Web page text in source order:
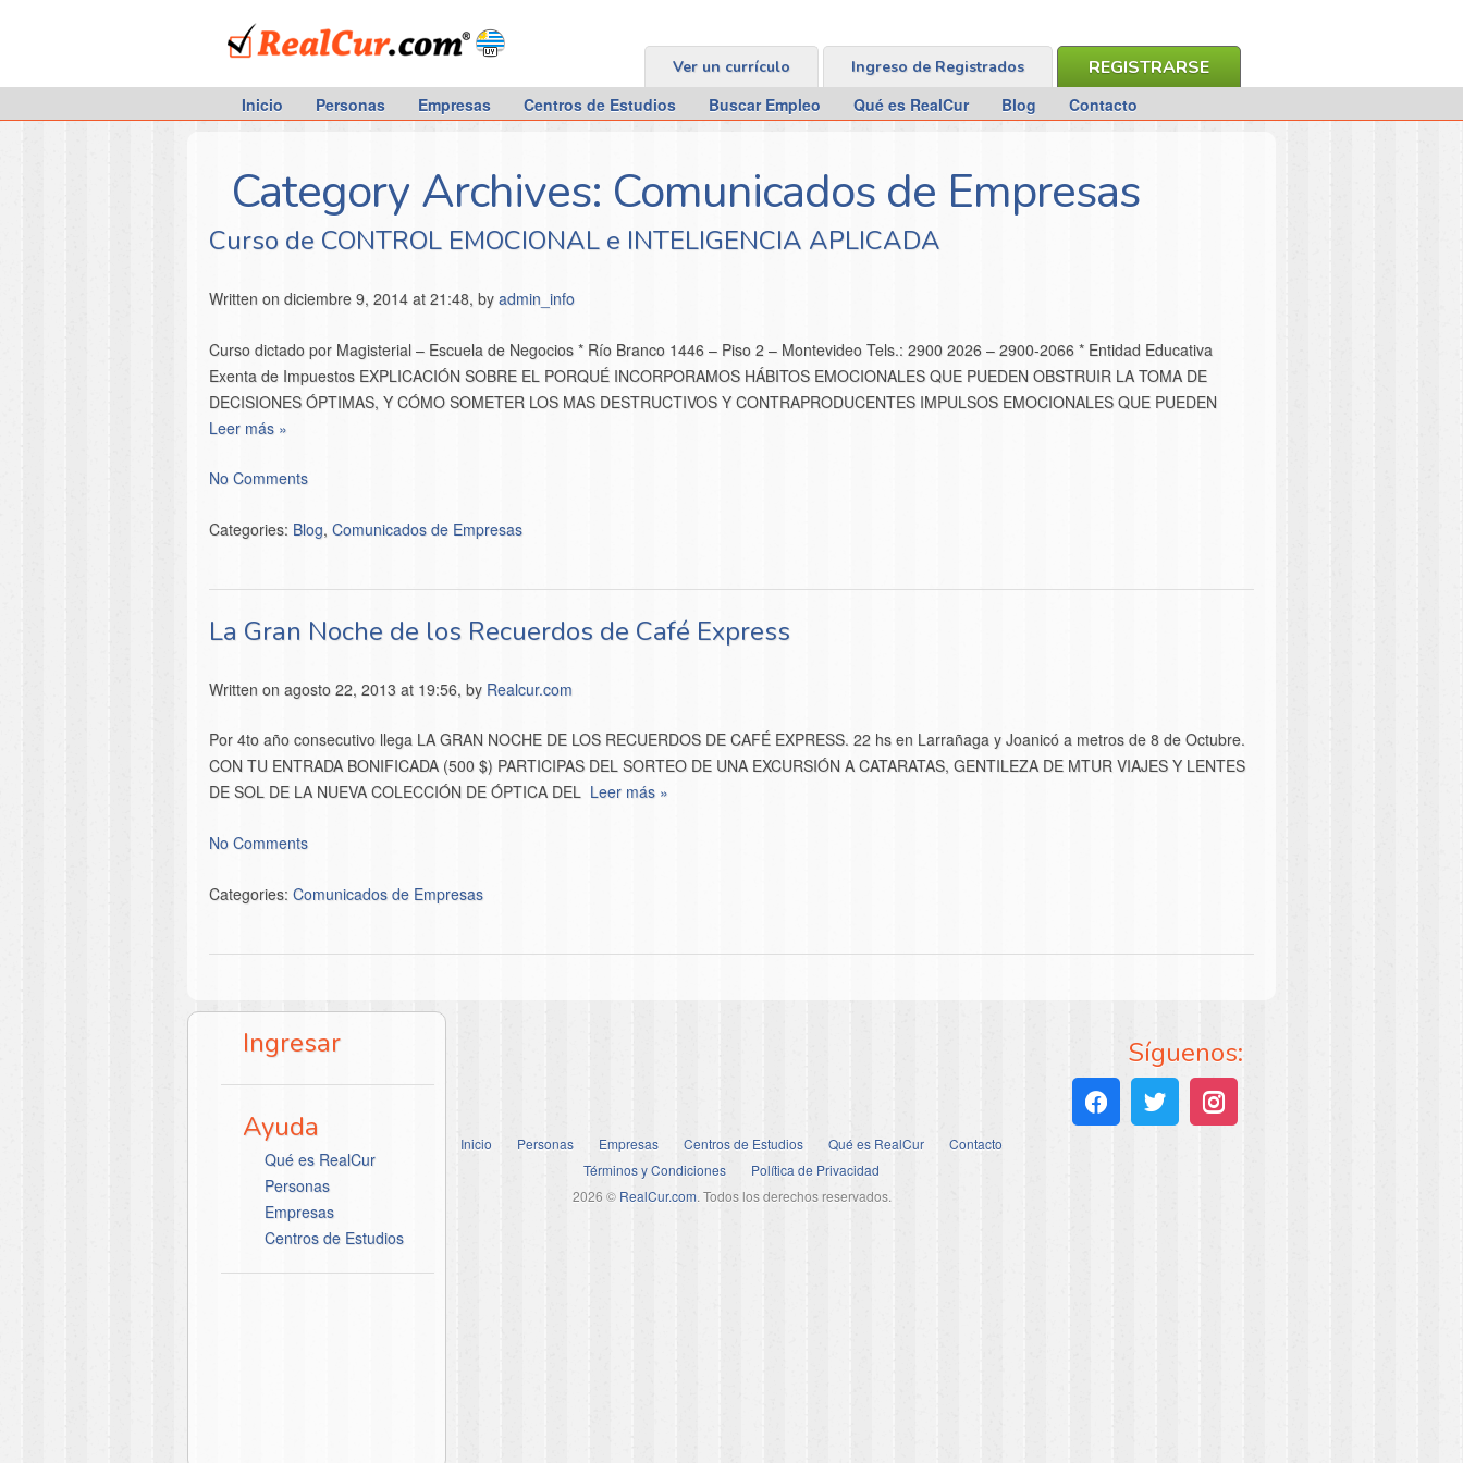
RealCur.com
REGISTRARSE
Ingreso de Registrados
Ver un currículo
Inicio Personas Empresas Centros de Estudios Buscar Empleo Qué es RealCur Blog Contacto
Category Archives: Comunicados de Empresas
Curso de CONTROL EMOCIONAL e INTELIGENCIA APLICADA
Written on diciembre 9, 2014 at 21:48, by admin_info
Curso dictado por Magisterial – Escuela de Negocios * Río Branco 1446 – Piso 2 – Montevideo Tels.: 2900 2026 – 2900-2066 * Entidad Educativa
Exenta de Impuestos EXPLICACIÓN SOBRE EL PORQUÉ INCORPORAMOS HÁBITOS EMOCIONALES QUE PUEDEN OBSTRUIR LA TOMA DE
DECISIONES ÓPTIMAS, Y CÓMO SOMETER LOS MAS DESTRUCTIVOS Y CONTRAPRODUCENTES IMPULSOS EMOCIONALES QUE PUEDEN
Leer más »
No Comments
Categories: Blog, Comunicados de Empresas
La Gran Noche de los Recuerdos de Café Express
Written on agosto 22, 2013 at 19:56, by Realcur.com
Por 4to año consecutivo llega LA GRAN NOCHE DE LOS RECUERDOS DE CAFÉ EXPRESS. 22 hs en Larrañaga y Joanicó a metros de 8 de Octubre.
CON TU ENTRADA BONIFICADA (500 $) PARTICIPAS DEL SORTEO DE UNA EXCURSIÓN A CATARATAS, GENTILEZA DE MTUR VIAJES Y LENTES
DE SOL DE LA NUEVA COLECCIÓN DE ÓPTICA DEL Leer más »
No Comments
Categories: Comunicados de Empresas
Ingresar
Ayuda
Qué es RealCur
Personas
Empresas
Centros de Estudios
Síguenos:
Inicio Personas Empresas Centros de Estudios Qué es RealCur
Contacto
Términos y Condiciones
Política de Privacidad
2026 © RealCur.com. Todos los derechos reservados.